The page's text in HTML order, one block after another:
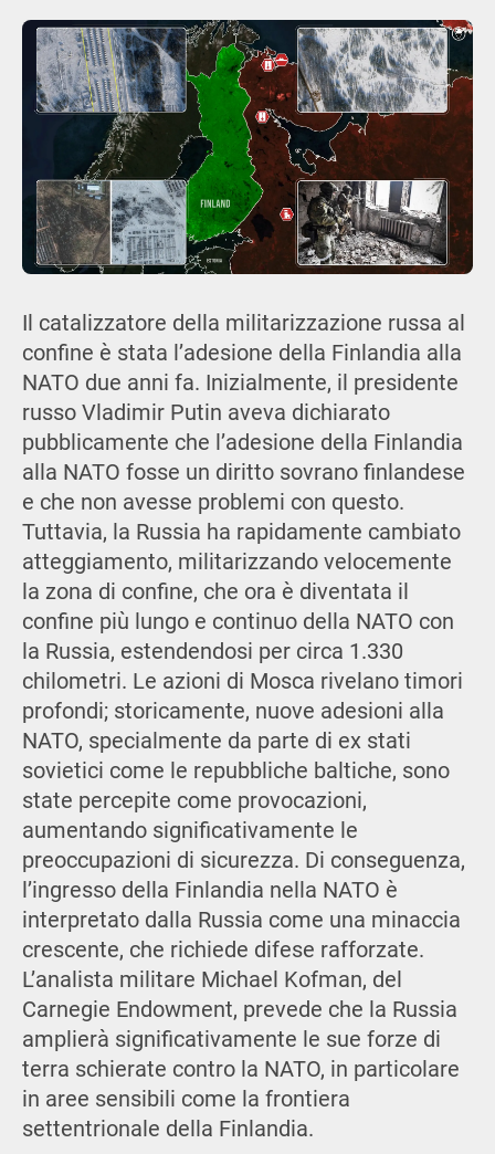
Il catalizzatore della militarizzazione russa al
confine è stata l’adesione della Finlandia alla
NATO due anni fa. Inizialmente, il presidente
russo Vladimir Putin aveva dichiarato
pubblicamente che l’adesione della Finlandia
alla NATO fosse un diritto sovrano finlandese
e che non avesse problemi con questo.
Tuttavia, la Russia ha rapidamente cambiato
atteggiamento, militarizzando velocemente
la zona di confine, che ora è diventata il
confine più lungo e continuo della NATO con
la Russia, estendendosi per circa 1.330
chilometri. Le azioni di Mosca rivelano timori
profondi; storicamente, nuove adesioni alla
NATO, specialmente da parte di ex stati
sovietici come le repubbliche baltiche, sono
state percepite come provocazioni,
aumentando significativamente le
preoccupazioni di sicurezza. Di conseguenza,
l’ingresso della Finlandia nella NATO è
interpretato dalla Russia come una minaccia
crescente, che richiede difese rafforzate.
L’analista militare Michael Kofman, del
Carnegie Endowment, prevede che la Russia
amplierà significativamente le sue forze di
terra schierate contro la NATO, in particolare
in aree sensibili come la frontiera
settentrionale della Finlandia.